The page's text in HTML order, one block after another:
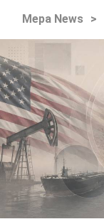
Mepa News >